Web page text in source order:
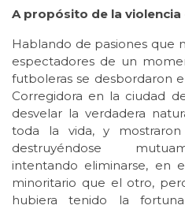
A propósito de la
Hablando de pasiones que
espectadores de un
futboleras se desbordaron
Corregidora en la ciudad
desvelar la verdadera
toda la vida, y
destruyéndose
intentando eliminarse, en
minoritario que el otro,
hubiera tenido la